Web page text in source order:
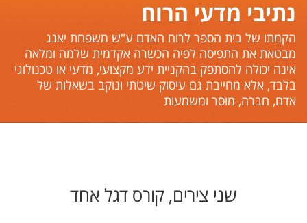
נתיבי מדעי הרוח
​​​​​הקמתו של בית הספר לרוח האדם ע"ש משפחת יאנג
מבטאת את התפיסה לפיה הכשרה אקדמית שלמה ומלאה
אינה יכולה להסתפק בהקניית ידע מקצועי, מדעי או טכנולוגי
בלבד, אלא מחייבת גם עיסוק שיטתי ונוקב בשאלות של
אדם, חברה, מוסר ומשמעות
שני צירים, קורס דגל אחד